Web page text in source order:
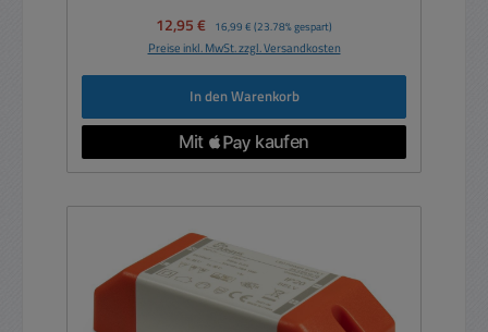
Verkaufspreis:
12,95 € Regulärer Preis:
16,99 € (23.78% gespart)
Preise inkl. MwSt. zzgl. Versandkosten
In den Warenkorb